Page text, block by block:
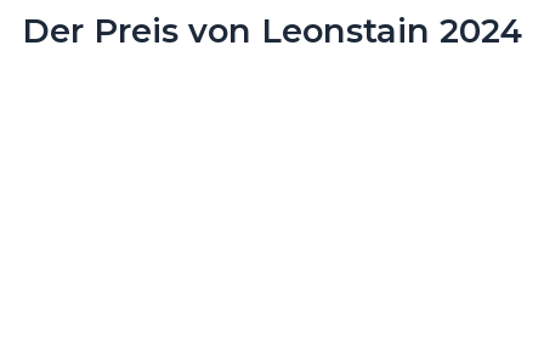
Der Preis von Leonstain 2024